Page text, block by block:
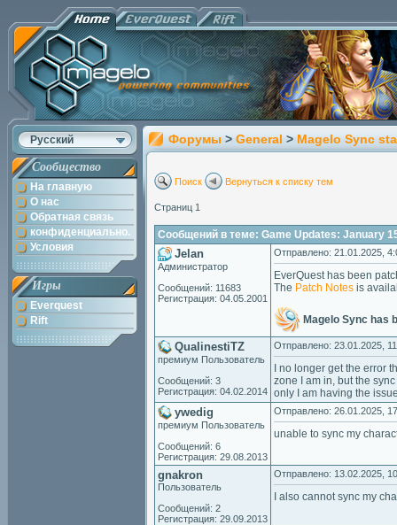
Русский
Сообщество
На главную
О нас
Обратная связь
конфиденциально.
Условия
Игры
Everquest
Rift
Форумы > General > Magelo Sync
Поиск Вернуться к списку тем
Страниц 1
Сообщений в теме: Game Updates: January
Jelan
Администратор
Сообщений: 11683
Регистрация: 04.05.2001
Отправлено: 21.01.2025,
EverQuest has been
The Patch Notes is
Magelo Sync has
QualinestiTZ
премиум Пользователь
Сообщений: 3
Регистрация: 04.02.2014
Отправлено: 23.01.2025,
I no longer get the error
zone I am in, but the
only I am having the
ywedig
премиум Пользователь
Сообщений: 6
Регистрация: 29.08.2013
Отправлено: 26.01.2025,
unable to sync my
gnakron
Пользователь
Сообщений: 2
Регистрация: 29.09.2013
Отправлено: 13.02.2025,
I also cannot sync my